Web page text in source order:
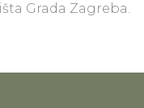
Grada Zagreba.